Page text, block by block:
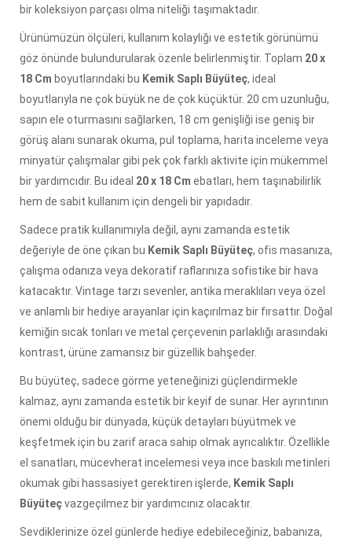
bir koleksiyon parçası olma niteliği taşımaktadır.
Ürünümüzün ölçüleri, kullanım kolaylığı ve estetik görünümü
göz önünde bulundurularak özenle belirlenmiştir. Toplam 20 x
18 Cm boyutlarındaki bu Kemik Saplı Büyüteç, ideal
boyutlarıyla ne çok büyük ne de çok küçüktür. 20 cm uzunluğu,
sapın ele oturmasını sağlarken, 18 cm genişliği ise geniş bir
görüş alanı sunarak okuma, pul toplama, harita inceleme veya
minyatür çalışmalar gibi pek çok farklı aktivite için mükemmel
bir yardımcıdır. Bu ideal 20 x 18 Cm ebatları, hem taşınabilirlik
hem de sabit kullanım için dengeli bir yapıdadır.
Sadece pratik kullanımıyla değil, aynı zamanda estetik
değeriyle de öne çıkan bu Kemik Saplı Büyüteç, ofis masanıza,
çalışma odanıza veya dekoratif raflarınıza sofistike bir hava
katacaktır. Vintage tarzı sevenler, antika meraklıları veya özel
ve anlamlı bir hediye arayanlar için kaçırılmaz bir fırsattır. Doğal
kemiğin sıcak tonları ve metal çerçevenin parlaklığı arasındaki
kontrast, ürüne zamansız bir güzellik bahşeder.
Bu büyüteç, sadece görme yeteneğinizi güçlendirmekle
kalmaz, aynı zamanda estetik bir keyif de sunar. Her ayrıntının
önemi olduğu bir dünyada, küçük detayları büyütmek ve
keşfetmek için bu zarif araca sahip olmak ayrıcalıktır. Özellikle
el sanatları, mücevherat incelemesi veya ince baskılı metinleri
okumak gibi hassasiyet gerektiren işlerde, Kemik Saplı
Büyüteçvazgeçilmez bir yardımcınız olacaktır.
Sevdiklerinize özel günlerde hediye edebileceğiniz, babanıza,